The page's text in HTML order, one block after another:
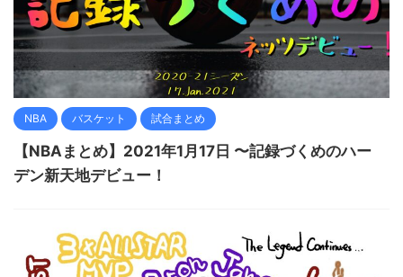
NBA バスケット 試合まとめ
【NBAまとめ】2021年1月17日 〜記録づくめのハー
デン新天地デビュー！